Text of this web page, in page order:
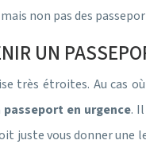
non pas des
UN
très étroites. Au cas
passeport en urgence.
juste vous donner